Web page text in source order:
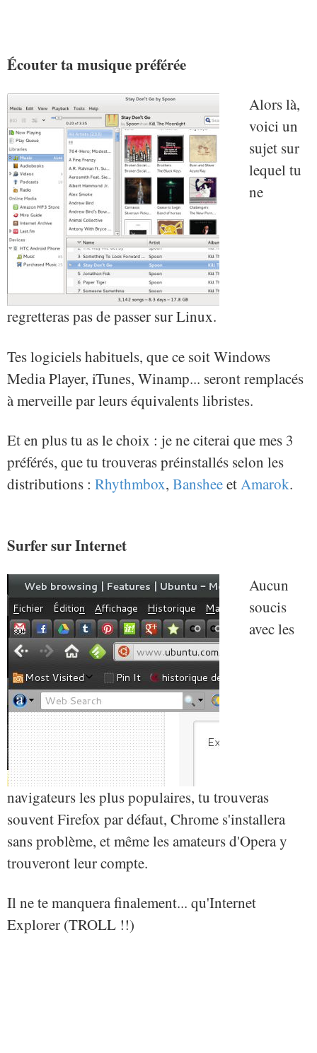
Écouter ta musique préférée
Alors là,
voici un
sujet sur
lequel tu
ne
regretteras pas de passer sur Linux.
Tes logiciels habituels, que ce soit Windows
Media Player, iTunes, Winamp... seront remplacés
à merveille par leurs équivalents libristes.
Et en plus tu as le choix : je ne citerai que mes 3
préférés, que tu trouveras préinstallés selon les
distributions : Rhythmbox, BansheeetAmarok.
Surfer sur Internet
Aucun
soucis
avec les
navigateurs les plus populaires, tu trouveras
souvent Firefox par défaut, Chrome s'installera
sans problème, et même les amateurs d'Opera y
trouveront leur compte.
Il ne te manquera finalement... qu'Internet
Explorer (TROLL !!)